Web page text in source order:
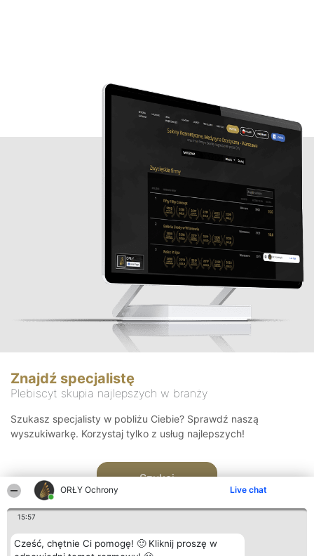
ORŁY Ochrony Live chat
15:57
Cześć, chętnie Ci pomogę! 🙂 Kliknij proszę w
Znajdź specjalistę
Plebiscyt skupia najlepszych w branży
Szukasz specjalisty w pobliżu Ciebie? Sprawdź naszą
wyszukiwarkę. Korzystaj tylko z usług najlepszych!
Szukaj